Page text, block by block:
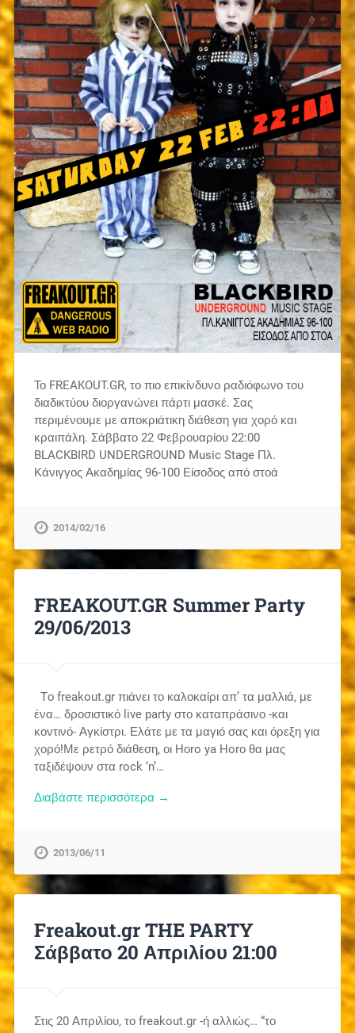
Το FREAKOUT.GR, το πιο επικίνδυνο ραδιόφωνο του
διαδικτύου διοργανώνει πάρτι μασκέ. Σας
περιμένουμε με αποκριάτικη διάθεση για χορό και
κραιπάλη. Σάββατο 22 Φεβρουαρίου 22:00
BLACKBIRD UNDERGROUND Music Stage Πλ.
Κάνιγγος Ακαδημίας 96-100 Είσοδος από στοά
2014/02/16
FREAKOUT.GR Summer Party
29/06/2013
Tο freakout.gr πιάνει το καλοκαίρι απ’ τα μαλλιά, με
ένα… δροσιστικό live party στο καταπράσινο -και
κοντινό- Αγκίστρι. Ελάτε με τα μαγιό σας και όρεξη για
χορό!Με ρετρό διάθεση, οι Hοro ya Horο θα μας
ταξιδέψουν στα rock ‘n’…
Διαβάστε περισσότερα →
2013/06/11
Freakout.gr THE PARTY
Σάββατο 20 Απριλίου 21:00
Στις 20 Απριλίου, το freakout.gr -ή αλλιώς… “το